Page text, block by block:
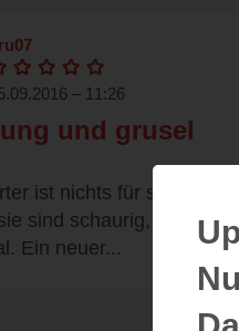
– 11:26
und grusel
ist nichts für schwache
sind schaurig, gruselig
Ein neuer...